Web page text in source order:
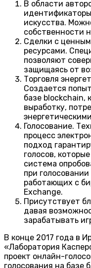
В области
искусства.
собственности
Сделки с
ресурсами.
позволяют
защищаясь от
Торговля
Создается
базе blockchain,
выработку,
Голосование.
процесс
подход
голосов,
система
при
работающих с
Exchange.
Присутствует
давая
зарабатывать
В конце 2017 года в
«Лаборатория
проект онлайн-
голосования на базе